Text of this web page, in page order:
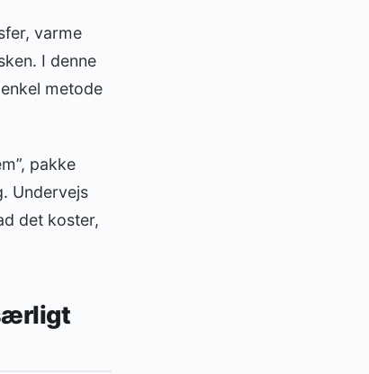
varme
I denne
metode
pakke
Undervejs
det koster,